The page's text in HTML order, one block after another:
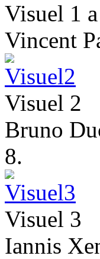
Visuel 1 a
Vincent
Visuel 2
Bruno
8.
Visuel 3
Iannis